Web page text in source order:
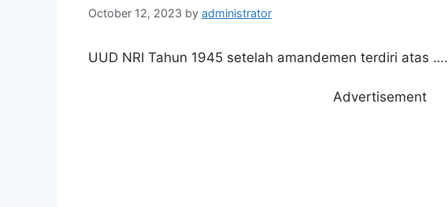
October 12, 2023 by administrator
UUD NRI Tahun 1945 setelah amandemen terdiri atas ….
Advertisement